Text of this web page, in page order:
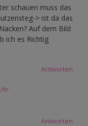
schauen muss das
> ist da das
Auf dem Bild
ich es Richtig
Antworten
Antworten